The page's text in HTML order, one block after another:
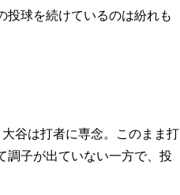
投球を続けているのは紛れも
谷は打者に専念。このまま打
調子が出ていない一方で、投